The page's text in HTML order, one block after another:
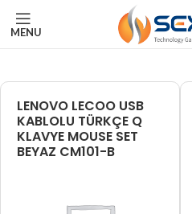
MENU
LENOVO LECOO USB
KABLOLU TÜRKÇE Q
KLAVYE MOUSE SET
BEYAZ CM101-B